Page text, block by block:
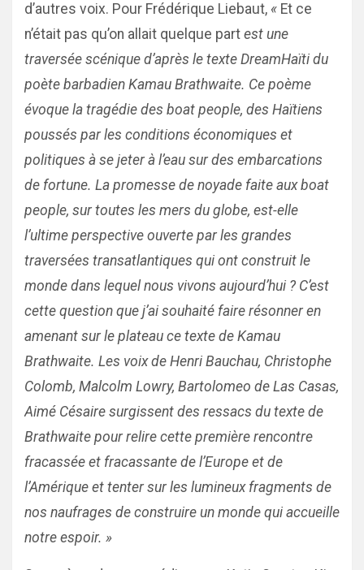
d’autres voix. Pour Frédérique Liebaut, « Et ce
n’était pas qu’on allait quelque part est une
traversée scénique d’après le texte DreamHaïti du
poète barbadien Kamau Brathwaite. Ce poème
évoque la tragédie des boat people, des Haïtiens
poussés par les conditions économiques et
politiques à se jeter à l’eau sur des embarcations
de fortune. La promesse de noyade faite aux boat
people, sur toutes les mers du globe, est-elle
l’ultime perspective ouverte par les grandes
traversées transatlantiques qui ont construit le
monde dans lequel nous vivons aujourd’hui ? C’est
cette question que j’ai souhaité faire résonner en
amenant sur le plateau ce texte de Kamau
Brathwaite. Les voix de Henri Bauchau, Christophe
Colomb, Malcolm Lowry, Bartolomeo de Las Casas,
Aimé Césaire surgissent des ressacs du texte de
Brathwaite pour relire cette première rencontre
fracassée et fracassante de l’Europe et de
l’Amérique et tenter sur les lumineux fragments de
nos naufrages de construire un monde qui accueille
notre espoir. »